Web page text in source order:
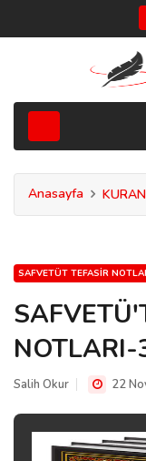
Anasayfa
SAFVETÜT TEFASIR
NOTLARI-
Salih Okur 22